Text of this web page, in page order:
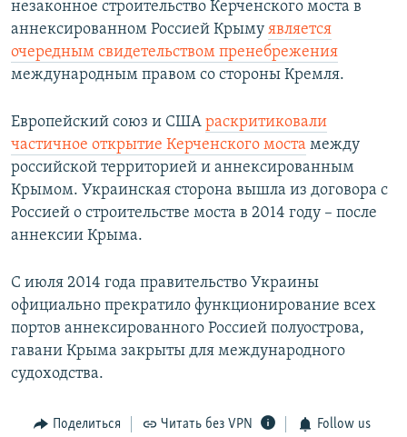
незаконное строительство Керченского моста в
аннексированном Россией Крыму является
очередным свидетельством пренебрежения
международным правом со стороны Кремля.
Европейский союз и США раскритиковали
частичное открытие Керченского моста между
российской территорией и аннексированным
Крымом. Украинская сторона вышла из договора с
Россией о строительстве моста в 2014 году – после
аннексии Крыма.
С июля 2014 года правительство Украины
официально прекратило функционирование всех
портов аннексированного Россией полуострова,
гавани Крыма закрыты для международного
судоходства.
Поделиться Читать без VPN Follow us